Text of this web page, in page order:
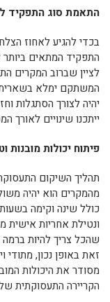
התאמת סוג התפקיד
בכדי להגיע לאחוז
התפקיד המתאים
לציין שברוב המקרים
המשתקם ימלא בשארית
יהיה לצורך הסתגלות
ייתכנו שינויים
פיתוח יכולות מובנות
תהליך השיקום
מהמקרים הוא יהיה
כולל שינה וקימה
ונטילת אחריות אישית
שהכל צריך להיות
זאת באופן נכון,
מסודר את היכולות
הקריירה התעסוקתית